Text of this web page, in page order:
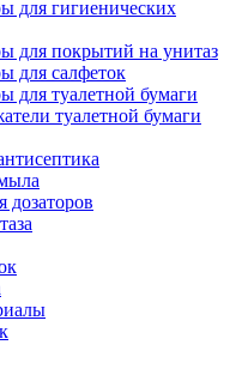
для гигиенических
для покрытий на унитаз
для салфеток
для туалетной бумаги
туалетной бумаги
дозаторов